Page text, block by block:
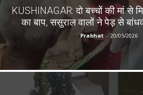
KUSHINAGAR: दो बच्चों की मां से
का बाप, ससुराल वालों ने पेड़ से
Prabhat - 20/05/2026